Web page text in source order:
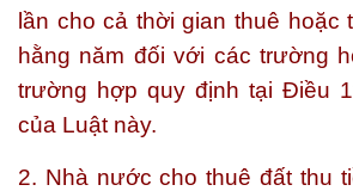
lần cho cả thời gian thuê hoặc
hằng năm đối với các trường
trường hợp quy định tại Điều
của Luật này.
2. Nhà nước cho thuê đất thu